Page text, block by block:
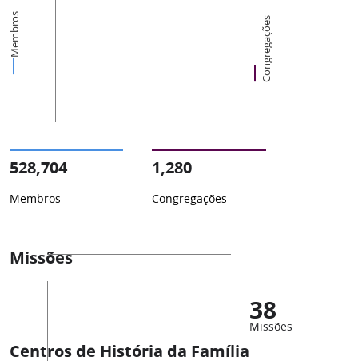
Membros Congregações
528,704
Membros
1,280
Congregações
Missões
38
Missões
Centros de História da Família